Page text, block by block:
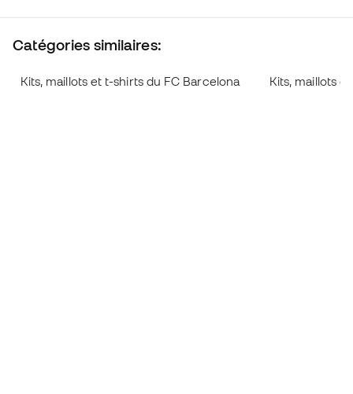
Catégories similaires:
Kits, maillots et t-shirts du FC Barcelona Kits, maillots